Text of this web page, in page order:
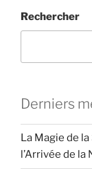
Rechercher
Derniers
La Magie de
l’Arrivée de la